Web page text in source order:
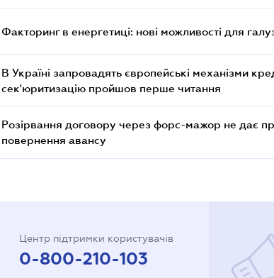
Факторинг в енергетиці: нові можливості для
В Україні запровадять європейські механізми
сек'юритизацію пройшов перше читання
Розірвання договору через форс-мажор не дає
повернення авансу
Центр підтримки користувачів
0-800-210-103